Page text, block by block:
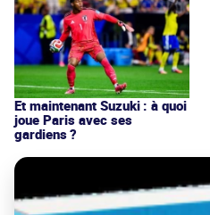
Et maintenant Suzuki : à quoi
joue Paris avec ses
gardiens ?